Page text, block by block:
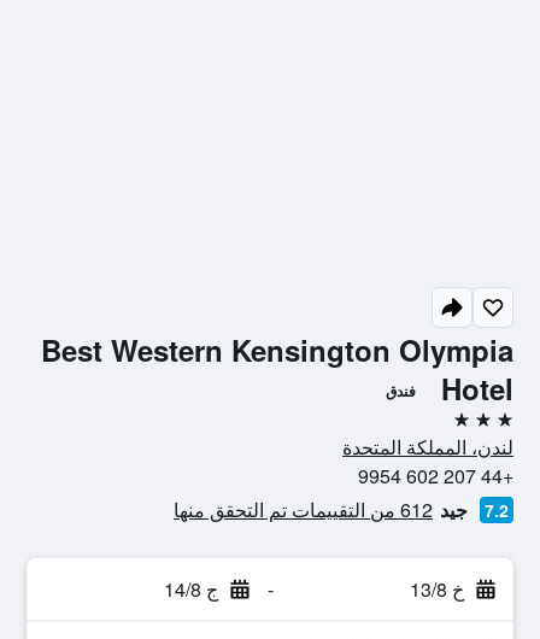
Best Western Kensington Olympia
Hotel
فندق
3 نجوم
لندن، المملكة المتحدة
+44 207 602 9954
7.2 جيد 612 من التقييمات تم التحقق منها
خ 13/8 - ج 14/8